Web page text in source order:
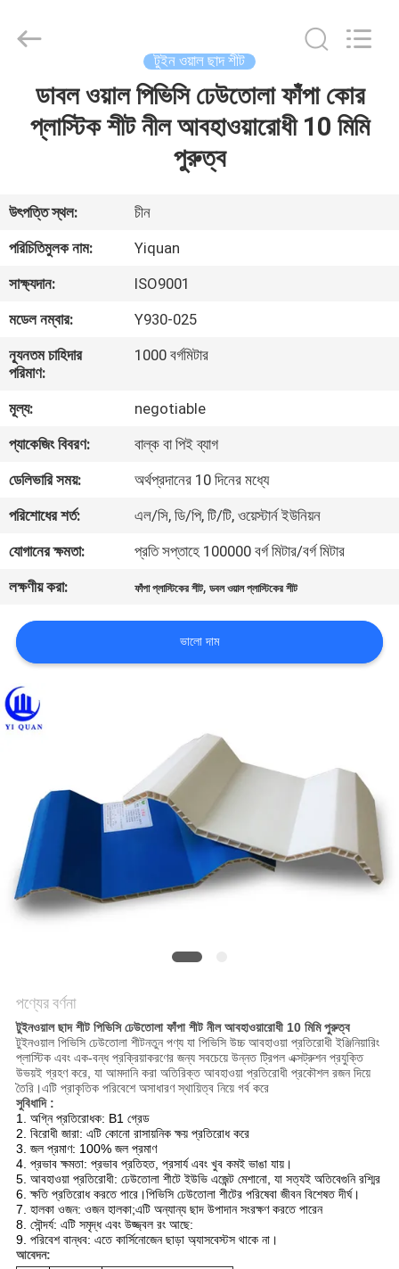
আমাদের
সম্পর্কে
কারখানা
ভ্রমণ
নিয়ন্ত্রণ
যোগাযোগ
করুন
BLOG
উদ্ধৃতির
জন্য
আবেদন
সাইট
ম্যাপ
গোপনীয়তা
নীতি
Building
Material
Reserved.
টুইন ওয়াল ছাদ শীট
ডাবল ওয়াল পিভিসি ঢেউতোলা ফাঁপা কোর
প্লাস্টিক শীট নীল আবহাওয়ারোধী 10 মিমি
পুরুত্ব
উৎপত্তি স্থল:
চীন
পরিচিতিমুলক নাম:
Yiquan
সাক্ষ্যদান:
ISO9001
মডেল নম্বার:
Y930-025
ন্যূনতম চাহিদার
পরিমাণ:
1000 বর্গমিটার
মূল্য:
negotiable
প্যাকেজিং বিবরণ:
বাল্ক বা পিই ব্যাগ
ডেলিভারি সময়:
অর্থপ্রদানের 10 দিনের মধ্যে
পরিশোধের শর্ত:
এল/সি, ডি/পি, টি/টি, ওয়েস্টার্ন ইউনিয়ন
যোগানের ক্ষমতা:
প্রতি সপ্তাহে 100000 বর্গ মিটার/বর্গ মিটার
লক্ষণীয় করা:
ফাঁপা প্লাস্টিকের শীট,ডবল ওয়াল প্লাস্টিকের শীট
ভালো দাম
পণ্যের বর্ণনা
টুইনওয়াল ছাদ শীট পিভিসি ঢেউতোলা ফাঁপা শীট নীল আবহাওয়ারোধী 10 মিমি পুরুত্ব
টুইনওয়াল পিভিসি ঢেউতোলা শীটনতুন পণ্য যা পিভিসি উচ্চ আবহাওয়া প্রতিরোধী ইঞ্জিনিয়ারিং
প্লাস্টিক এবং এক-বন্ধ প্রক্রিয়াকরণের জন্য সবচেয়ে উন্নত ট্রিপল এক্সট্রুশন প্রযুক্তি
উভয়ই গ্রহণ করে, যা আমদানি করা অতিরিক্ত আবহাওয়া প্রতিরোধী প্রকৌশল রজন দিয়ে
তৈরি।এটি প্রাকৃতিক পরিবেশে অসাধারণ স্থায়িত্ব নিয়ে গর্ব করে
সুবিধাদি :
1. অগ্নি প্রতিরোধক: B1 গ্রেড
2. বিরোধী জারা: এটি কোনো রাসায়নিক ক্ষয় প্রতিরোধ করে
3. জল প্রমাণ: 100% জল প্রমাণ
4. প্রভাব ক্ষমতা: প্রভাব প্রতিহত, প্রসার্য এবং খুব কমই ভাঙা যায়।
5. আবহাওয়া প্রতিরোধী: ঢেউতোলা শীটে ইউভি এজেন্ট মেশানো, যা সত্যই অতিবেগুনি রশ্মির
6. ক্ষতি প্রতিরোধ করতে পারে।পিভিসি ঢেউতোলা শীটের পরিষেবা জীবন বিশেষত দীর্ঘ।
7. হালকা ওজন: ওজন হালকা;এটি অন্যান্য ছাদ উপাদান সংরক্ষণ করতে পারেন
8. সৌন্দর্য: এটি সমৃদ্ধ এবং উজ্জ্বল রং আছে:
9. পরিবেশ বান্ধব: এতে কার্সিনোজেন ছাড়া অ্যাসবেস্টস থাকে না।
আবেদন: